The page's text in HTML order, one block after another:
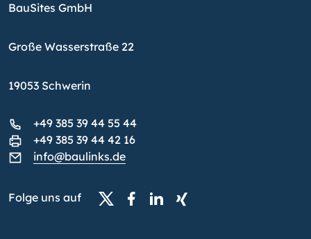
BauSites GmbH
Große Wasserstraße 22
19053 Schwerin
+49 385 39 44 55 44
+49 385 39 44 42 16
info@baulinks.de
Folge uns auf